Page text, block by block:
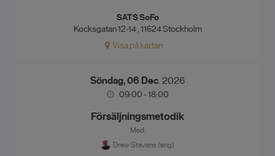
SATS SoFo
Kocksgatan 12-14 , 11624 Stockholm
Visa på kartan
Söndag, 06 Dec. 2026
09:00 - 18:00
Försäljningsmetodik
Med:
Drew Stevens (eng)